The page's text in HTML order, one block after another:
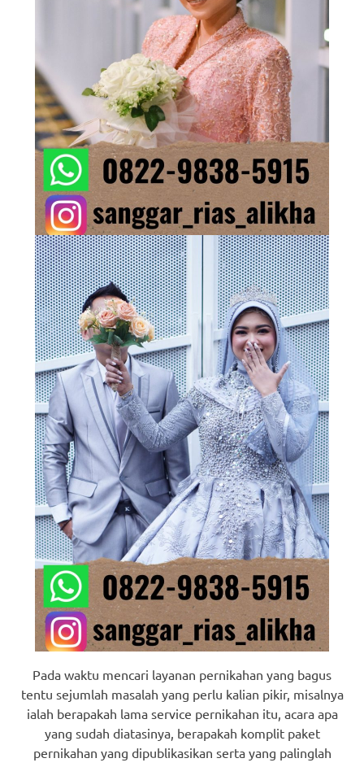
Pada waktu mencari layanan pernikahan yang bagus
tentu sejumlah masalah yang perlu kalian pikir, misalnya
ialah berapakah lama service pernikahan itu, acara apa
yang sudah diatasinya, berapakah komplit paket
pernikahan yang dipublikasikan serta yang palinglah